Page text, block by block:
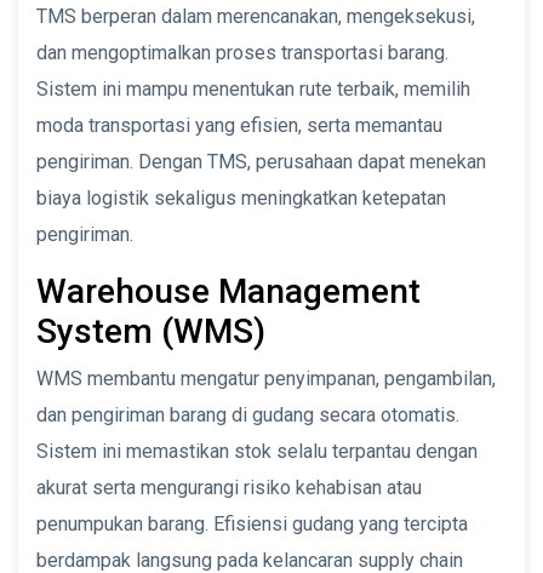
TMS berperan dalam merencanakan, mengeksekusi,
dan mengoptimalkan proses transportasi barang.
Sistem ini mampu menentukan rute terbaik, memilih
moda transportasi yang efisien, serta memantau
pengiriman. Dengan TMS, perusahaan dapat menekan
biaya logistik sekaligus meningkatkan ketepatan
pengiriman.
Warehouse Management
System (WMS)
WMS membantu mengatur penyimpanan, pengambilan,
dan pengiriman barang di gudang secara otomatis.
Sistem ini memastikan stok selalu terpantau dengan
akurat serta mengurangi risiko kehabisan atau
penumpukan barang. Efisiensi gudang yang tercipta
berdampak langsung pada kelancaran supply chain